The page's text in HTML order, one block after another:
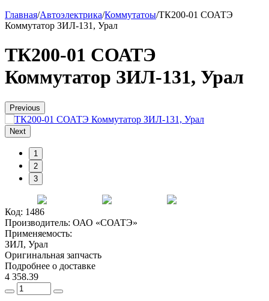
Главная/Автоэлектрика/Коммутатоы/ТК200-01 СОАТЭ
Коммутатор ЗИЛ-131, Урал
ТК200-01 СОАТЭ
Коммутатор ЗИЛ-131, Урал
Previous
Next
1
2
3
Код: 1486
Производитель: ОАО «СОАТЭ»
Применяемость:
ЗИЛ, Урал
Оригинальная запчасть
Подробнее о доставке
4 358.39